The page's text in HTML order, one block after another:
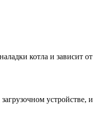
котла и зависит от
устройстве, и